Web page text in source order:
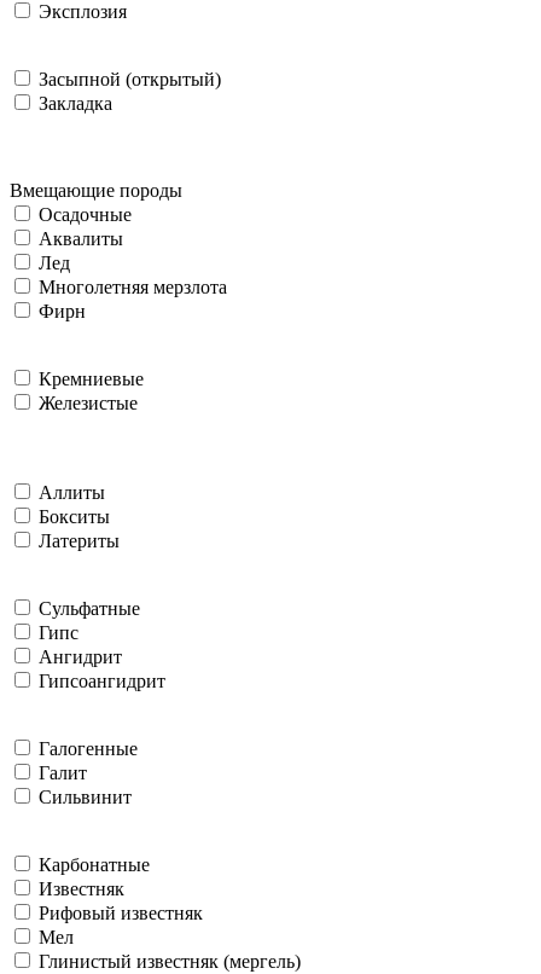
Эксплозия
Засыпной (открытый)
Закладка
Вмещающие породы
Осадочные
Аквалиты
Лед
Многолетняя мерзлота
Фирн
Кремниевые
Железистые
Аллиты
Бокситы
Латериты
Сульфатные
Гипс
Ангидрит
Гипсоангидрит
Галогенные
Галит
Сильвинит
Карбонатные
Известняк
Рифовый известняк
Мел
Глинистый известняк (мергель)